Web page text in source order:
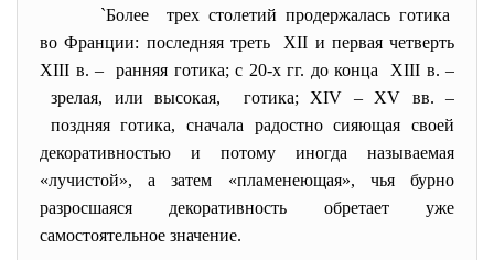
`Более трех столетий продержаласьготика
во Франции: последняя треть XII и первая четверть
XIII в. – ранняя готика; с 20-х гг. до конца XIII в. –
зрелая, или высокая, готика; XIV – XV вв. –
поздняя готика, сначала радостно сияющая своей
декоративностью и потому иногда называемая
«лучистой», а затем «пламенеющая», чья бурно
разросшаяся декоративность обретает уже
самостоятельное значение.